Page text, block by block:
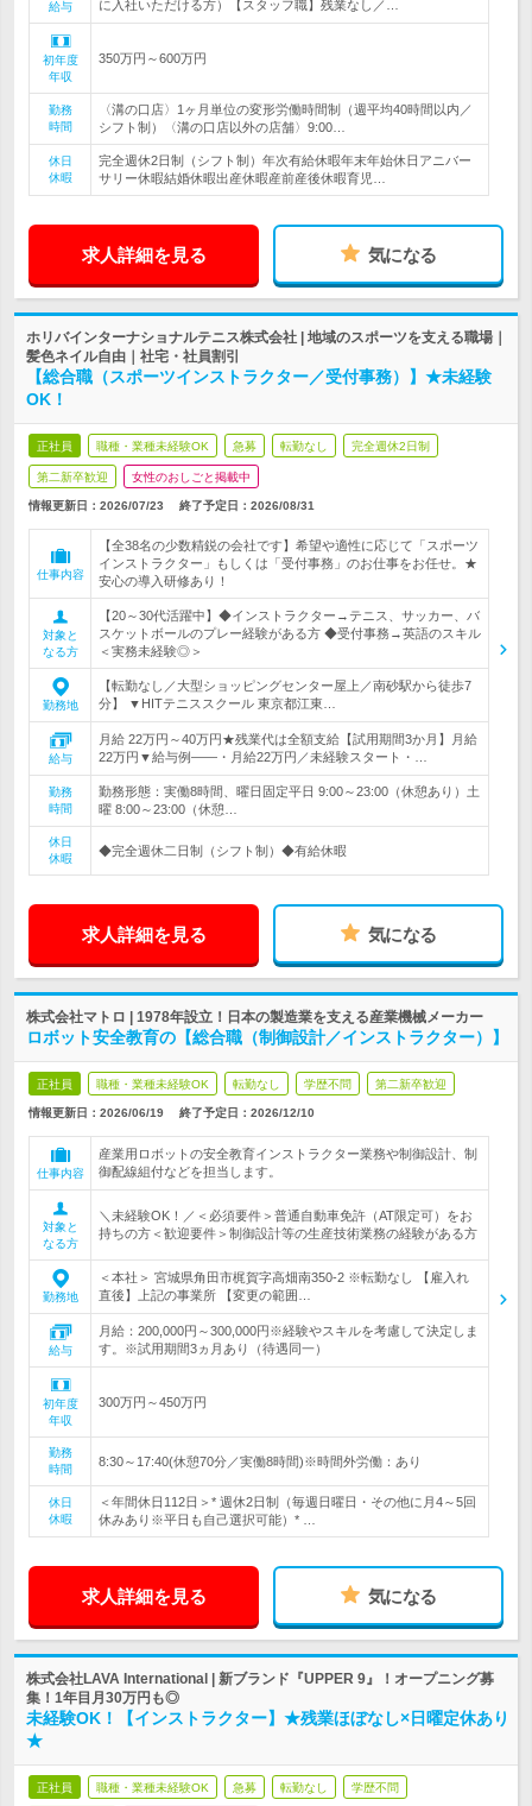
給与 に入社いただける方）【スタッフ職】残業なし／…
初年度
年収
350万円～600万円
勤務
時間
〈溝の口店〉1ヶ月単位の変形労働時間制（週平均40時間以内／
シフト制）〈溝の口店以外の店舗〉9:00…
休日
休暇
完全週休2日制（シフト制）年次有給休暇年末年始休日アニバー
サリー休暇結婚休暇出産休暇産前産後休暇育児…
求人詳細を見る 気になる
ホリバインターナショナルテニス株式会社 | 地域のスポーツを支える職場｜
髪色ネイル自由｜社宅・社員割引
【総合職（スポーツインストラクター／受付事務）】★未経験
OK！
正社員 職種・業種未経験OK 急募 転勤なし 完全週休2日制
第二新卒歓迎 女性のおしごと掲載中
情報更新日：2026/07/23 終了予定日： 2026/08/31
仕事内容
【全38名の少数精鋭の会社です】希望や適性に応じて「スポーツ
インストラクター」もしくは「受付事務」のお仕事をお任せ。★
安心の導入研修あり！
対象と
なる方
【20～30代活躍中】◆インストラクター→テニス、サッカー、バ
スケットボールのプレー経験がある方 ◆受付事務→英語のスキル
＜実務未経験◎＞
勤務地
【転勤なし／大型ショッピングセンター屋上／南砂駅から徒歩7
分】 ▼HITテニススクール 東京都江東…
給与
月給 22万円～40万円★残業代は全額支給【試用期間3か月】月給
22万円▼給与例――・月給22万円／未経験スタート・…
勤務
時間
勤務形態：実働8時間、曜日固定平日 9:00～23:00（休憩あり）土
曜 8:00～23:00（休憩…
休日
休暇
◆完全週休二日制（シフト制）◆有給休暇
求人詳細を見る 気になる
株式会社マトロ | 1978年設立！日本の製造業を支える産業機械メーカー
ロボット安全教育の【総合職（制御設計／インストラクター）】
正社員 職種・業種未経験OK 転勤なし 学歴不問 第二新卒歓迎
情報更新日：2026/06/19 終了予定日： 2026/12/10
仕事内容
産業用ロボットの安全教育インストラクター業務や制御設計、制
御配線組付などを担当します。
対象と
なる方
＼未経験OK！／＜必須要件＞普通自動車免許（AT限定可）をお
持ちの方＜歓迎要件＞制御設計等の生産技術業務の経験がある方
勤務地
＜本社＞ 宮城県角田市梶賀字高畑南350-2 ※転勤なし 【雇入れ
直後】上記の事業所 【変更の範囲…
給与
月給：200,000円～300,000円※経験やスキルを考慮して決定しま
す。※試用期間3ヵ月あり（待遇同一）
初年度
年収
300万円～450万円
勤務
時間
8:30～17:40(休憩70分／実働8時間)※時間外労働：あり
休日
休暇
＜年間休日112日＞* 週休2日制（毎週日曜日・その他に月4～5回
休みあり※平日も自己選択可能）* …
求人詳細を見る 気になる
株式会社LAVA International | 新ブランド『UPPER 9』！オープニング募
集！1年目月30万円も◎
未経験OK！【インストラクター】★残業ほぼなし×日曜定休あり
★
正社員 職種・業種未経験OK 急募 転勤なし 学歴不問